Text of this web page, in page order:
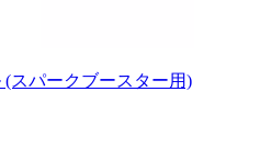
(スパークブースター用)